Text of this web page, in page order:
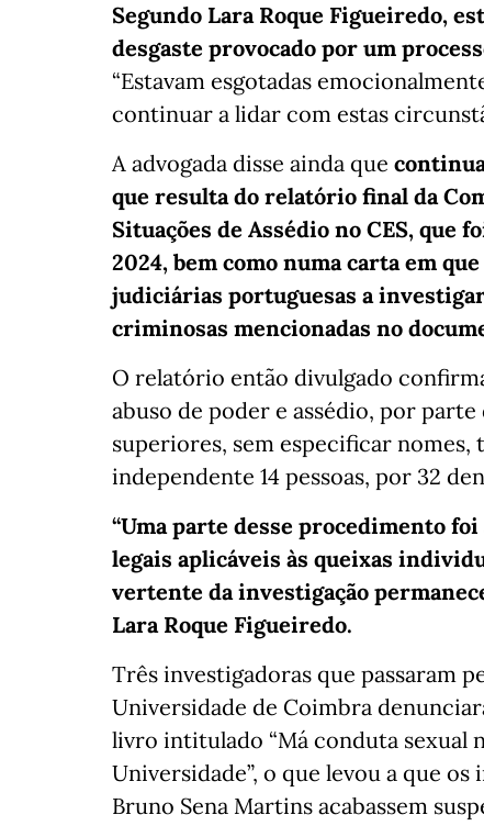
Segundo Lara Roque Figueiredo,
desgaste provocado por um
“Estavam esgotadas
continuar a lidar com estas
A advogada disse ainda que
que resulta do relatório final da
Situações de Assédio no CES, que
2024, bem como numa carta em
judiciárias portuguesas a
criminosas mencionadas no
O relatório então divulgado
abuso de poder e assédio, por
superiores, sem especificar nomes,
independente 14 pessoas, por 32
“Uma parte desse procedimento
legais aplicáveis às queixas
vertente da investigação
Lara Roque Figueiredo.
Três investigadoras que passaram
Universidade de Coimbra
livro intitulado “Má conduta sexual
Universidade”, o que levou a que
Bruno Sena Martins acabassem